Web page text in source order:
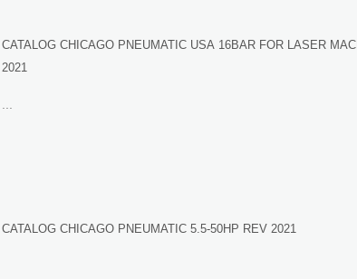
CATALOG CHICAGO PNEUMATIC USA 16BAR FOR LASER
2021
CATALOG CHICAGO PNEUMATIC 5.5-50HP REV 2021